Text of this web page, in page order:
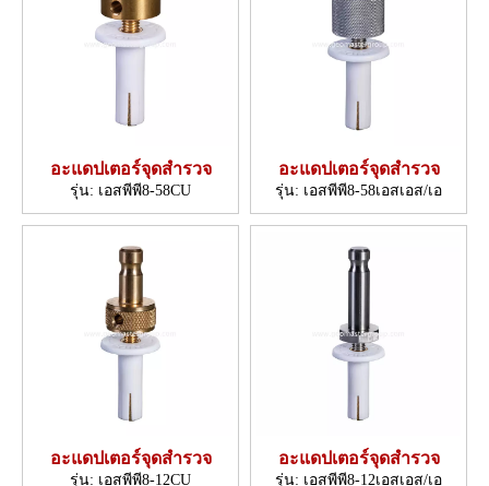
อะแดปเตอร์จุดสำรวจ
รุ่น: เอสพีพี8-58CU
อะแดปเตอร์จุดสำรวจ
รุ่น: เอสพีพี8-58เอสเอส/เอ
อะแดปเตอร์จุดสำรวจ
รุ่น: เอสพีพี8-12CU
อะแดปเตอร์จุดสำรวจ
รุ่น: เอสพีพี8-12เอสเอส/เอ